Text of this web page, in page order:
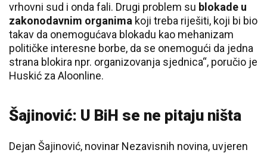
vrhovni sud i onda fali. Drugi problem su blokade u
zakonodavnim organima koji treba riješiti, koji bi bio
takav da onemogućava blokadu kao mehanizam
političke interesne borbe, da se onemogući da jedna
strana blokira npr. organizovanja sjednica“, poručio je
Huskić za Aloonline.
Šajinović: U BiH se ne pitaju ništa
Dejan Šajinović, novinar Nezavisnih novina, uvjeren